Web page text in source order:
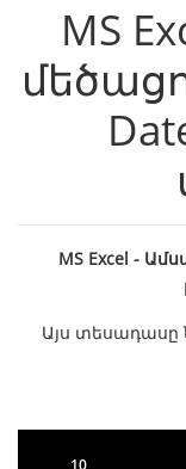
MS
MS Excel -
Այս տեսադասը
10